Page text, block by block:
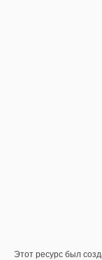
Этот ресурс был